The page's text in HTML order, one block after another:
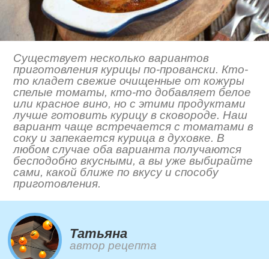
Существует несколько вариантов
приготовления курицы по-провански. Кто-
то кладет свежие очищенные от кожуры
спелые томаты, кто-то добавляет белое
или красное вино, но с этими продуктами
лучше готовить курицу в сковороде. Наш
вариант чаще встречается с томатами в
соку и запекается курица в духовке. В
любом случае оба варианта получаются
бесподобно вкусными, а вы уже выбирайте
сами, какой ближе по вкусу и способу
приготовления.
Татьяна
автор рецепта